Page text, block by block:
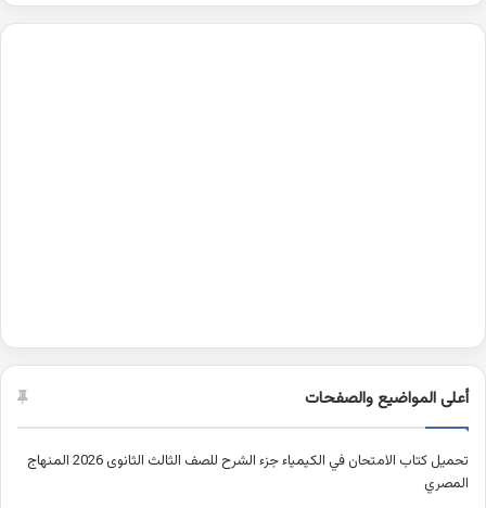
أعلى المواضيع والصفحات
تحميل كتاب الامتحان في الكيمياء جزء الشرح للصف الثالث الثانوى 2026 المنهاج
المصري